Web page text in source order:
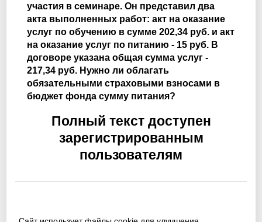
участия в семинаре. Он представил два
акта выполненных работ: акт на оказание
услуг по обучению в сумме 202,34 руб. и акт
на оказание услуг по питанию - 15 руб. В
договоре указана общая сумма услуг -
217,34 руб. Нужно ли облагать
обязательными страховыми взносами в
бюджет фонда сумму питания?
Полный текст доступен
зарегистрированным
пользователям